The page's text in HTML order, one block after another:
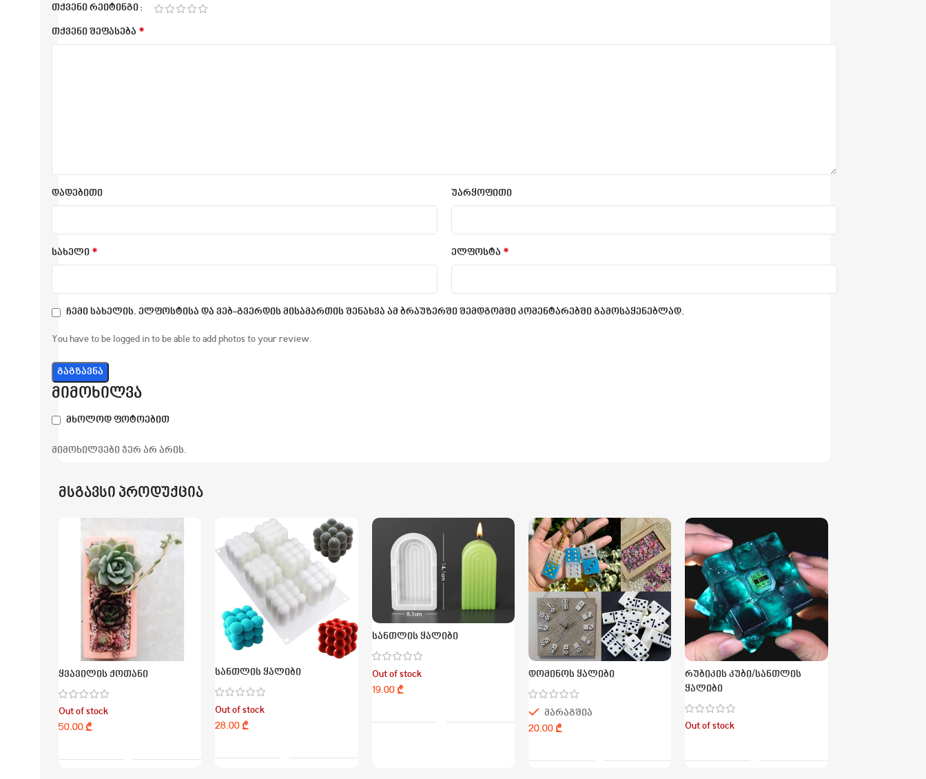
მიმოხილვა
მხოლოდ ფოტოებით
მიმოხილვები ჯერ არ არის.
თქვენი რეიტინგი
თქვენი შეფასება *
დადებითი უარყოფითი
სახელი * ელფოსტა *
ჩემი სახელის. ელფოსტისა და ვებ-გვერდის მისამართის შენახვა ამ ბრაუზერში შემდგომში კომენტარებში გამოსაყენებლად.
You have to be logged in to be able to add photos to your review.
მსგავსი პროდუქცია
ყვავილის ქოთანი
Out of stock
₾
სანთლის ყალიბი
Out of stock
₾
სანთლის ყალიბი
Out of stock
₾
დომინოს ყალიბი
მარაგშია
₾
რუბიკის კუბი/სანთლის
ყალიბი
Out of stock